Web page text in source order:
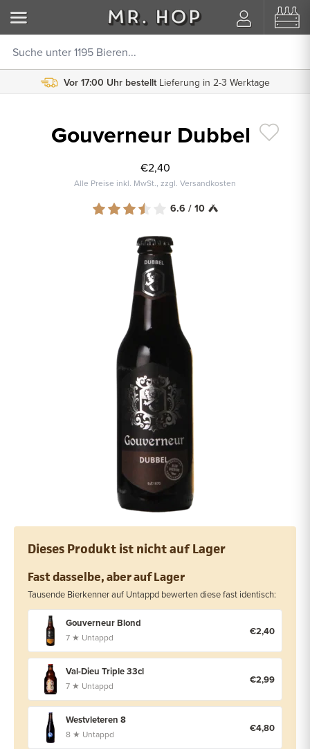
Vor 17:00 Uhr bestellt Lieferung in 2-3 Werktage
Gouverneur Dubbel
€2,40
Alle Preise inkl. MwSt., zzgl. Versandkosten
6.6 / 10
Dieses Produkt ist nicht auf Lager
Fast dasselbe, aber auf Lager
Tausende Bierkenner auf Untappd bewerten diese fast identisch:
Gouverneur Blond
7 ★ Untappd €2,40
Val-Dieu Triple 33cl
7 ★ Untappd €2,99
Westvleteren 8
8 ★ Untappd €4,80